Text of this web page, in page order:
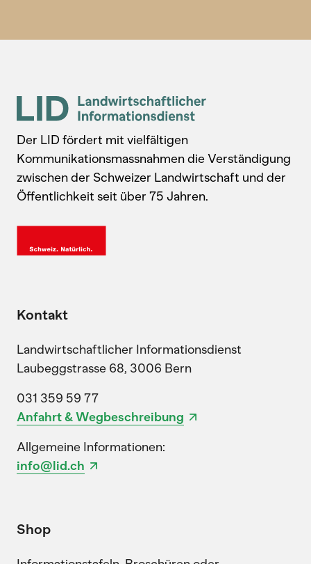
Der LID fördert mit vielfältigen
Kommunikationsmassnahmen die Verständigung
zwischen der Schweizer Landwirtschaft und der
Öffentlichkeit seit über 75 Jahren.
Kontakt
Landwirtschaftlicher Informationsdienst
Laubeggstrasse 68, 3006 Bern
031 359 59 77
Anfahrt & Wegbeschreibung
Allgemeine Informationen:
info@lid.ch
Shop